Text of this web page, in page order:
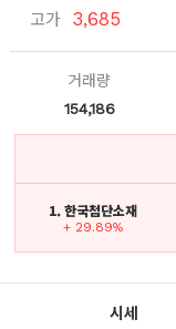
고가 3,685
거래량
154,186
1. 한국첨단소재
+ 29.89%
시세